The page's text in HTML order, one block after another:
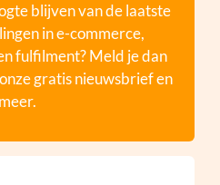
blijven van de laatste
in e-commerce,
fulfilment? Meld je dan
gratis nieuwsbrief en